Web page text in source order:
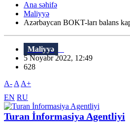
Ana səhifə
Maliyyə
Azərbaycan BOKT-ları balans
Maliyyə
5 Noyabr 2022, 12:49
628
A- A A+
EN RU
Turan İnformasiya Agentliyi